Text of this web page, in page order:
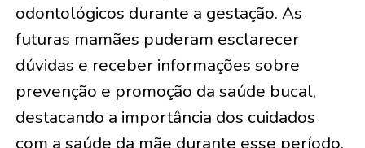
odontológicos durante a gestação. As
futuras mamães puderam esclarecer
dúvidas e receber informações sobre
prevenção e promoção da saúde bucal,
destacando a importância dos cuidados
com a saúde da mãe durante esse período.